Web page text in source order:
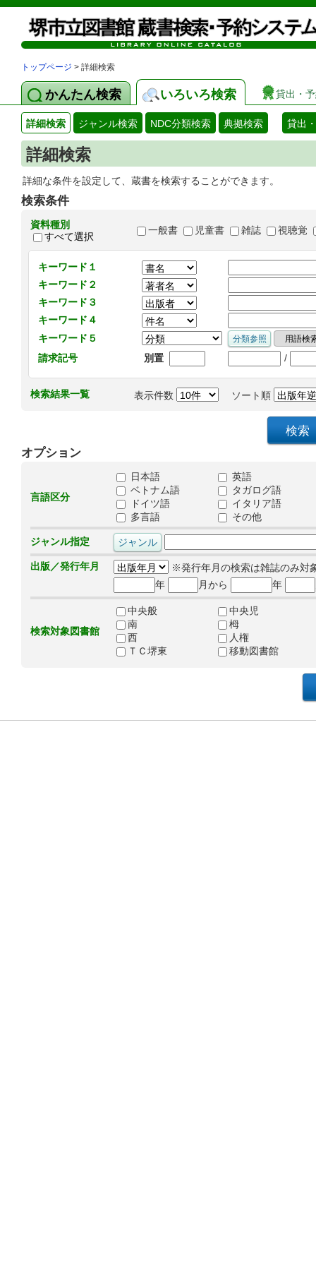
トップページ > 詳細検索
かんたん検索 いろいろ検索 貸出・
詳細検索 ジャンル検索 NDC分類検索 典拠検索 貸出
詳細検索
詳細な条件を設定して、蔵書を検索することができます。
検索条件
資料種別
すべて選択
一般書 児童書 雑誌 視聴覚
キーワード１
キーワード２
キーワード３
キーワード４
キーワード５
請求記号
別置 /
検索結果一覧 表示件数 ソート順
オプション
言語区分
日本語
英語
ベトナム語
タガログ語
ドイツ語
イタリア語
多言語
その他
ジャンル指定
出版／発行年月
※発行年月の検索は雑誌のみ対
年
月から 年
検索対象図書館
中央般
中央児
南
栂
西
人権
ＴＣ堺東
移動図書館